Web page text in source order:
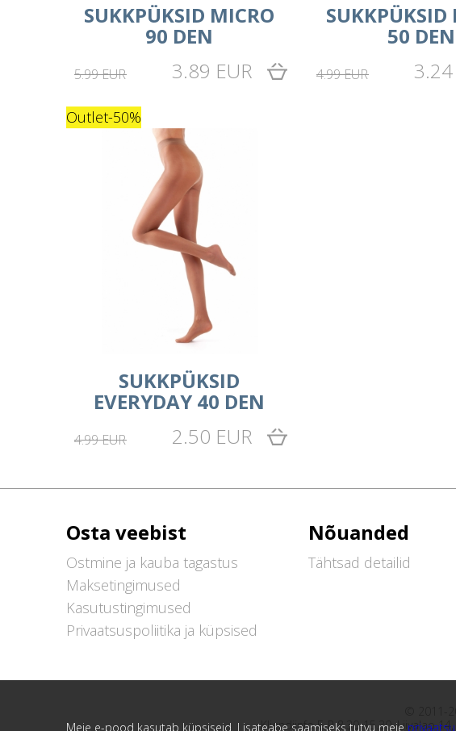
Meie e-pood kasutab küpsiseid. Lisateabe saamiseks tutvu meie
SUKKPÜKSID MICRO
90 DEN
5.99 EUR 3.89 EUR
SUKKPÜKSID
50 DEN
4.99 EUR 3.24
Outlet-50%
SUKKPÜKSID
EVERYDAY 40 DEN
4.99 EUR 2.50 EUR
Osta veebist
Ostmine ja kauba tagastus
Maksetingimused
Kasutustingimused
Privaatsuspoliitika ja küpsised
Nõuanded
Tähtsad detailid
Kliendiinfo E-R 8.30-15.30. Liivalao